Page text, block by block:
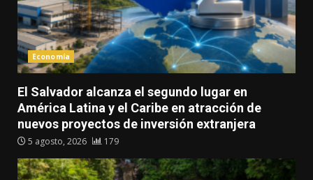
Economía
El Salvador alcanza el segundo lugar en
América Latina y el Caribe en atracción de
nuevos proyectos de inversión extranjera
5 agosto, 2026 179